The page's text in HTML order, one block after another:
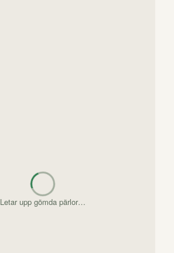
Letar upp gömda pärlor…